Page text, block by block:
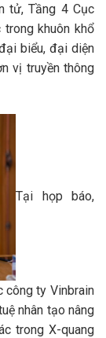
tử, Tầng 4 Cục
khuôn khổ
biểu, đại diện
vị truyền thông
Tại họp báo,
công ty Vinbrain
nhân tạo nâng
trong X-quang